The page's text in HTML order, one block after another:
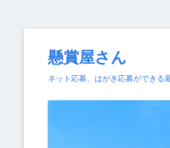
懸賞屋さん
ネット応募、はがき応募ができる